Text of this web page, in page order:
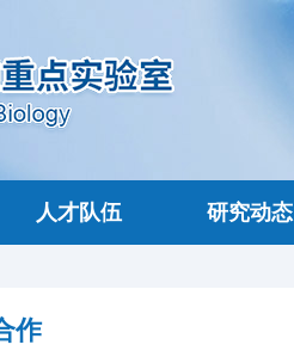
人才队伍 研究动态
作